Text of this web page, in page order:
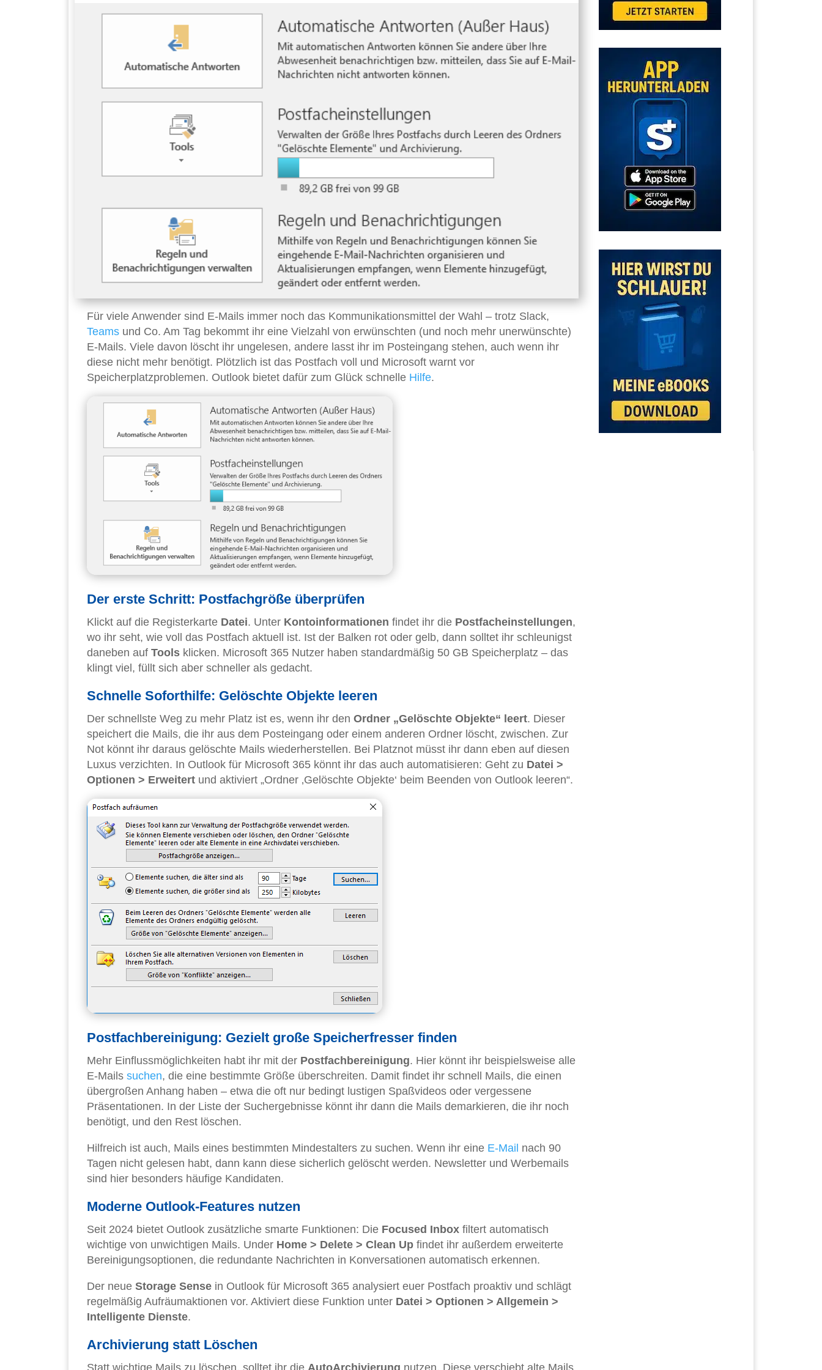
Für viele Anwender sind E-Mails immer noch das Kommunikationsmittel der Wahl – trotz Slack,
Teams und Co. Am Tag bekommt ihr eine Vielzahl von erwünschten (und noch mehr unerwünschte)
E-Mails. Viele davon löscht ihr ungelesen, andere lasst ihr im Posteingang stehen, auch wenn ihr
diese nicht mehr benötigt. Plötzlich ist das Postfach voll und Microsoft warnt vor
Speicherplatzproblemen. Outlook bietet dafür zum Glück schnelle Hilfe.
Der erste Schritt: Postfachgröße überprüfen
Klickt auf die Registerkarte Datei. Unter Kontoinformationen findet ihr die Postfacheinstellungen,
wo ihr seht, wie voll das Postfach aktuell ist. Ist der Balken rot oder gelb, dann solltet ihr schleunigst
daneben auf Tools klicken. Microsoft 365 Nutzer haben standardmäßig 50 GB Speicherplatz – das
klingt viel, füllt sich aber schneller als gedacht.
Schnelle Soforthilfe: Gelöschte Objekte leeren
Der schnellste Weg zu mehr Platz ist es, wenn ihr den Ordner „Gelöschte Objekte“ leert. Dieser
speichert die Mails, die ihr aus dem Posteingang oder einem anderen Ordner löscht, zwischen. Zur
Not könnt ihr daraus gelöschte Mails wiederherstellen. Bei Platznot müsst ihr dann eben auf diesen
Luxus verzichten. In Outlook für Microsoft 365 könnt ihr das auch automatisieren: Geht zu Datei >
Optionen > Erweitert und aktiviert „Ordner ‚Gelöschte Objekte‘ beim Beenden von Outlook leeren“.
Postfachbereinigung: Gezielt große Speicherfresser finden
Mehr Einflussmöglichkeiten habt ihr mit der Postfachbereinigung. Hier könnt ihr beispielsweise alle
E-Mails suchen, die eine bestimmte Größe überschreiten. Damit findet ihr schnell Mails, die einen
übergroßen Anhang haben – etwa die oft nur bedingt lustigen Spaßvideos oder vergessene
Präsentationen. In der Liste der Suchergebnisse könnt ihr dann die Mails demarkieren, die ihr noch
benötigt, und den Rest löschen.
Hilfreich ist auch, Mails eines bestimmten Mindestalters zu suchen. Wenn ihr eine E-Mail nach 90
Tagen nicht gelesen habt, dann kann diese sicherlich gelöscht werden. Newsletter und Werbemails
sind hier besonders häufige Kandidaten.
Moderne Outlook-Features nutzen
Seit 2024 bietet Outlook zusätzliche smarte Funktionen: Die Focused Inbox filtert automatisch
wichtige von unwichtigen Mails. Under Home > Delete > Clean Up findet ihr außerdem erweiterte
Bereinigungsoptionen, die redundante Nachrichten in Konversationen automatisch erkennen.
Der neue Storage Sense in Outlook für Microsoft 365 analysiert euer Postfach proaktiv und schlägt
regelmäßig Aufräumaktionen vor. Aktiviert diese Funktion unter Datei > Optionen > Allgemein >
Intelligente Dienste.
Archivierung statt Löschen